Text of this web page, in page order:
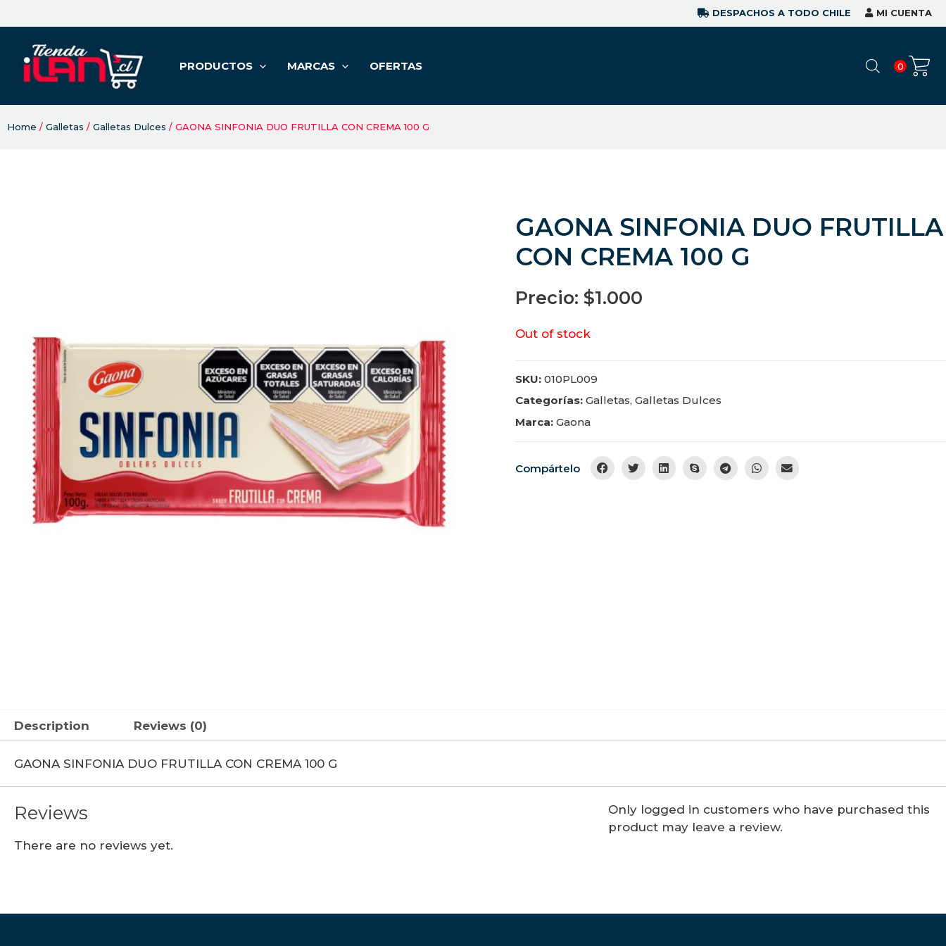
DESPACHOS A TODO CHILE MI CUENTA
PRODUCTOS MARCAS OFERTAS 0
Home / Galletas / Galletas Dulces / GAONA SINFONIA DUO FRUTILLA CON CREMA 100 G
GAONA SINFONIA DUO FRUTILLA
CON CREMA 100 G
Precio: $1.000
Out of stock
SKU: 010PL009
Categorías: Galletas, Galletas Dulces
Marca: Gaona
Compártelo
Description Reviews (0)
GAONA SINFONIA DUO FRUTILLA CON CREMA 100 G
Reviews
There are no reviews yet.
Only logged in customers who have purchased this
product may leave a review.